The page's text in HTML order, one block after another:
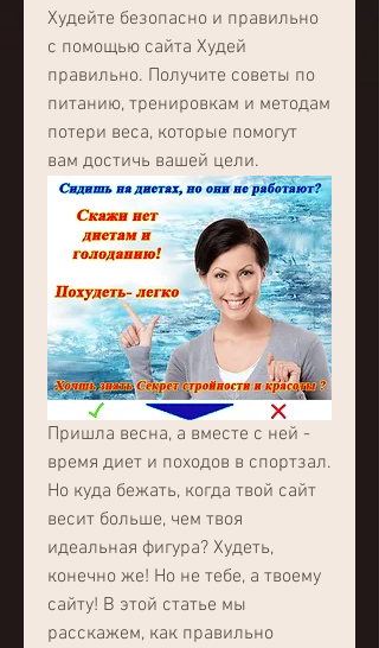
Худейте безопасно и правильно
с помощью сайта Худей
правильно. Получите советы по
питанию, тренировкам и методам
потери веса, которые помогут
вам достичь вашей цели.
Пришла весна, а вместе с ней -
время диет и походов в спортзал.
Но куда бежать, когда твой сайт
весит больше, чем твоя
идеальная фигура? Худеть,
конечно же! Но не тебе, а твоему
сайту! В этой статье мы
расскажем, как правильно